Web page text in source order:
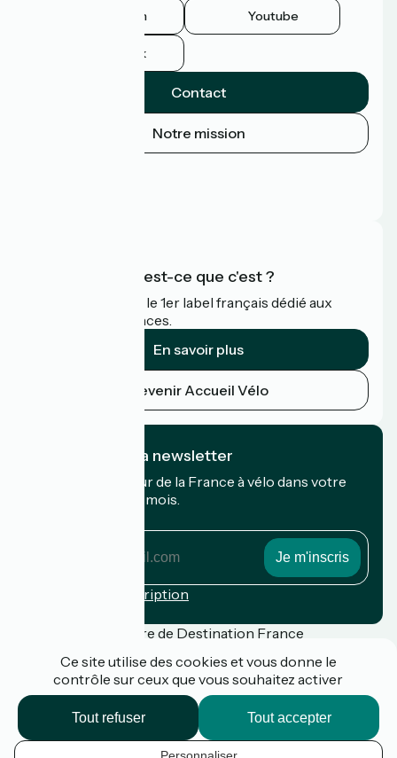
Instagram Youtube
Facebook
Contact
Notre mission
Accueil Vélo qu'est-ce que c'est ?
Accueil Vélo c'est le 1er label français dédié aux
cyclistes en vacances.
En savoir plus
Devenir Accueil Vélo
Je m'abonne à la newsletter
Recevez le meilleur de la France à vélo dans votre
boîte mail chaque mois.
Conditions d'inscription
Financé dans le cadre de Destination France
FAQ
Plan du site
Ce site utilise des cookies et vous donne le
contrôle sur ceux que vous souhaitez activer
Tout accepter
Tout refuser